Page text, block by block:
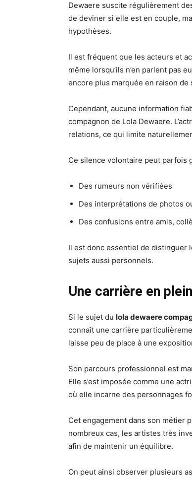
Dewaere suscite régulièrement
de deviner si elle est en couple,
hypothèses.
Il est fréquent que les acteurs et
même lorsqu’ils n’en parlent pas
encore plus marquée en raison de
Cependant, aucune information
compagnon de Lola Dewaere.
relations, ce qui limite
Ce silence volontaire peut parfois
Des rumeurs non vérifiées
Des interprétations de photos
Des confusions entre amis,
Il est donc essentiel de distinguer
sujets aussi personnels.
Une carrière en
Si le sujet du lola dewaere
connaît une carrière
laisse peu de place à une
Son parcours professionnel est
Elle s’est imposée comme une
où elle incarne des personnages
Cet engagement dans son métier
nombreux cas, les artistes très
afin de maintenir un équilibre.
On peut ainsi observer plusieurs